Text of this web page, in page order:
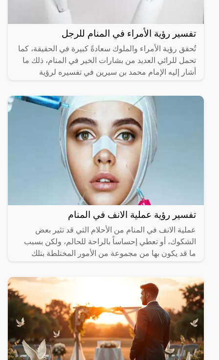
تفسير رؤية الأمراء في المنام للرجل
تُحقق رؤية الأمراء والملوك سعادةً كبيرة في الحقيقة، كما
تحمل للرائي العديد من بشارات الخير في المنام، ذلك ما
أشار إليه الإمام محمد بن سيرين في تفسيره لرؤية
تفسير رؤية عملية الانف في المنام
عملية الانف في المنام من الأحلام التي قد تثير بعض
الشكوك، أو تعطي إحساساً بالراحة للحالم، ولكن بسبب
ما قد يكون بها من مجموعة من الأمور المختلطة بتلك